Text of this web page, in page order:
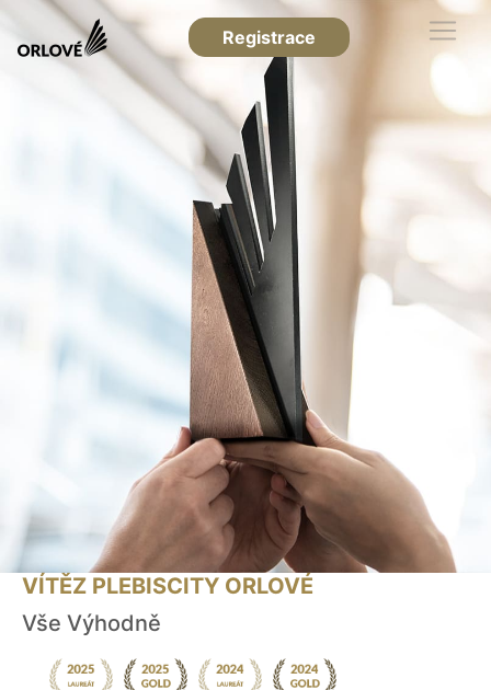
Registrace
VÍTĚZ PLEBISCITY ORLOVÉ
Vše Výhodně